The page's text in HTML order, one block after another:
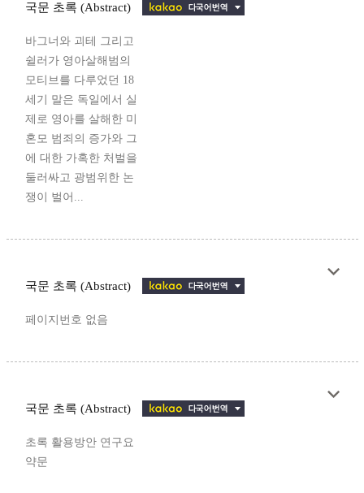
국문 초록 (Abstract)
바그너와 괴테 그리고
쉴러가 영아살해범의
모티브를 다루었던 18
세기 말은 독일에서 실
제로 영아를 살해한 미
혼모 범죄의 증가와 그
에 대한 가혹한 처벌을
둘러싸고 광범위한 논
쟁이 벌어...
국문 초록 (Abstract)
페이지번호 없음
국문 초록 (Abstract)
초록 활용방안 연구요
약문